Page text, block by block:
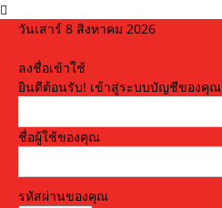
วันเสาร์ 8 สิงหาคม 2026
ลงชื่อเข้าใช้
ยินดีต้อนรับ! เข้าสู่ระบบบัญชีของคุณ
ชื่อผู้ใช้ของคุณ
รหัสผ่านของคุณ